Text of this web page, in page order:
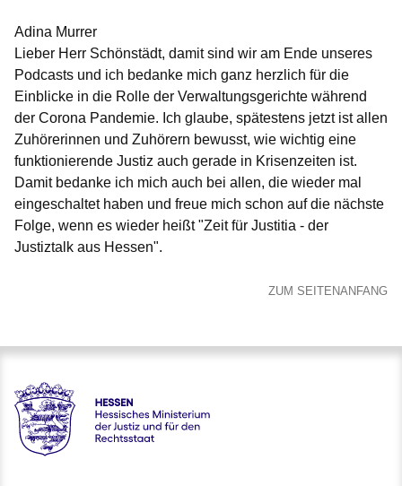
Adina Murrer
Lieber Herr Schönstädt, damit sind wir am Ende unseres
Podcasts und ich bedanke mich ganz herzlich für die
Einblicke in die Rolle der Verwaltungsgerichte während
der Corona Pandemie. Ich glaube, spätestens jetzt ist allen
Zuhörerinnen und Zuhörern bewusst, wie wichtig eine
funktionierende Justiz auch gerade in Krisenzeiten ist.
Damit bedanke ich mich auch bei allen, die wieder mal
eingeschaltet haben und freue mich schon auf die nächste
Folge, wenn es wieder heißt "Zeit für Justitia - der
Justiztalk aus Hessen".
ZUM SEITENANFANG
Hessen - Hessisches Ministerium der Justiz und für den